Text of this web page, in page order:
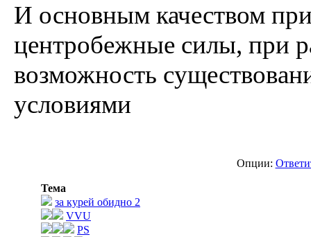
И основным качеством
центробежные силы, при
возможность
условиями
Опции:
Тема
за курей обидно 2
VVU
PS